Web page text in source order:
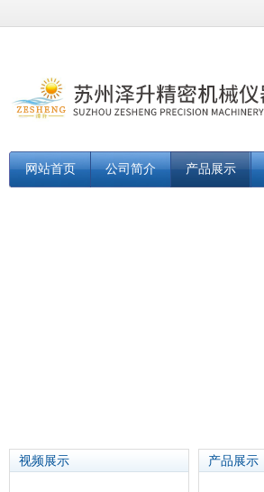
网站首页 公司简介 产品展示
视频展示 产品展示